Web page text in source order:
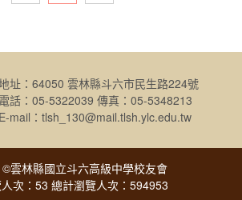
址：64050 雲林縣斗六市民生路224號
電話：05-5322039 傳真：05-5348213
E-mail：tlsh_130@mail.tlsh.ylc.edu.tw
雲林縣國立斗六高級中學校友會
次：53 總計瀏覽人次：594953